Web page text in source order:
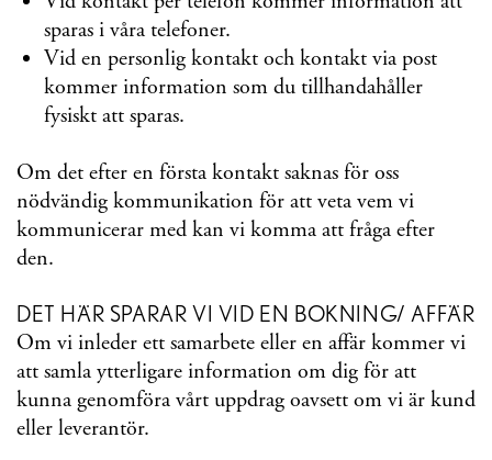
sparas i våra telefoner.
Vid en personlig kontakt och kontakt via post
kommer information som du tillhandahåller
fysiskt att sparas.
Om det efter en första kontakt saknas för oss
nödvändig kommunikation för att veta vem vi
kommunicerar med kan vi komma att fråga efter
den.
DET HÄR SPARAR VI VID EN BOKNING/ AFFÄR
Om vi inleder ett samarbete eller en affär kommer vi
att samla ytterligare information om dig för att
kunna genomföra vårt uppdrag oavsett om vi är kund
eller leverantör.